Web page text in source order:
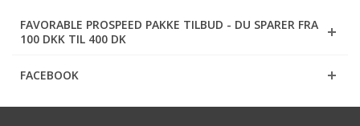
FAVORABLE PROSPEED PAKKE TILBUD - DU SPARER FRA
100 DKK TIL 400 DK
FACEBOOK